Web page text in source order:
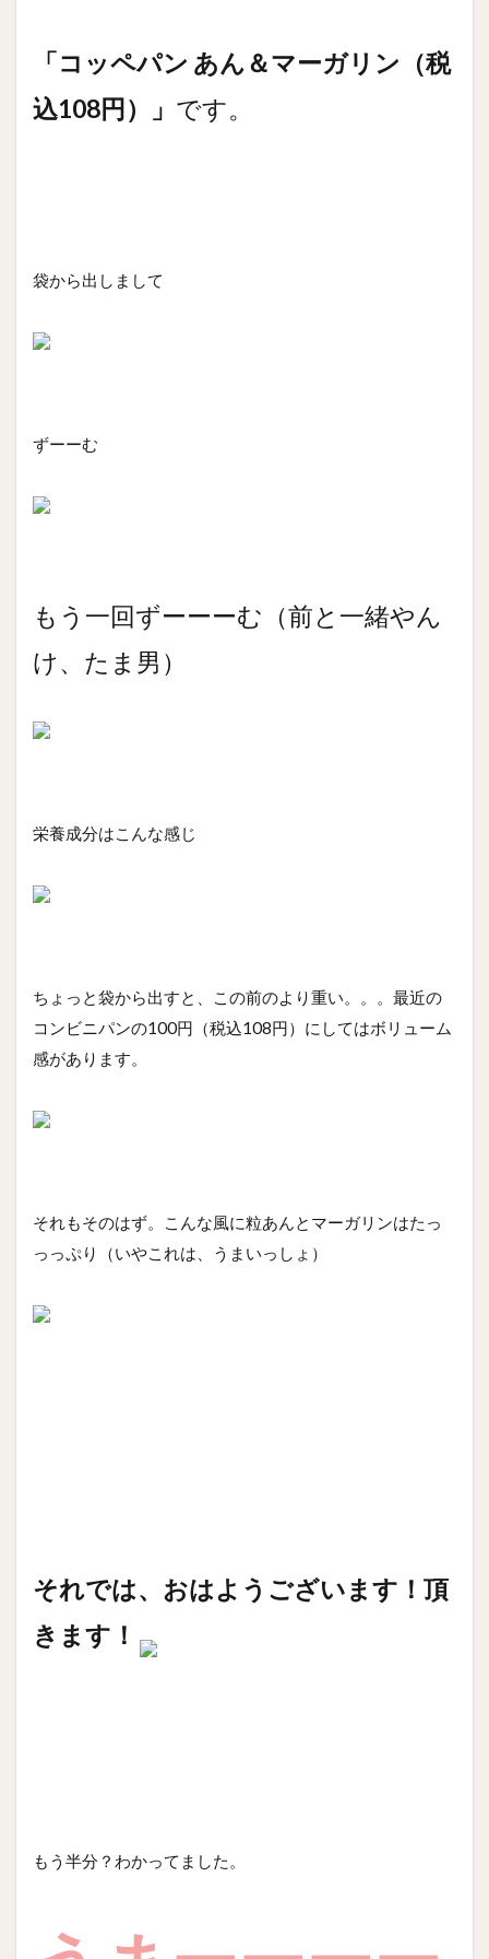
「コッペパン あん＆マーガリン（税
込108円）」 です。
袋から出しまして
ずーーむ
もう一回ずーーーむ（前と一緒やん
け、たま男）
栄養成分はこんな感じ
ちょっと袋から出すと、この前のより重い。。。最近の
コンビニパンの100円（税込108円）にしてはボリューム
感があります。
それもそのはず。こんな風に粒あんとマーガリンはたっ
っっぷり（いやこれは、うまいっしょ）
それでは、おはようございます！頂
きます！
もう半分？わかってました。